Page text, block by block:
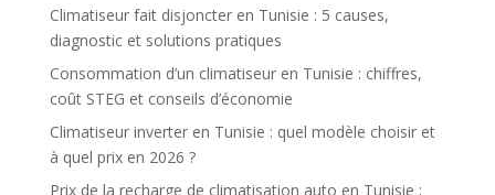
Climatiseur fait disjoncter en Tunisie : 5 causes,
diagnostic et solutions pratiques
Consommation d’un climatiseur en Tunisie : chiffres,
coût STEG et conseils d’économie
Climatiseur inverter en Tunisie : quel modèle choisir et
à quel prix en 2026 ?
Prix de la recharge de climatisation auto en Tunisie :